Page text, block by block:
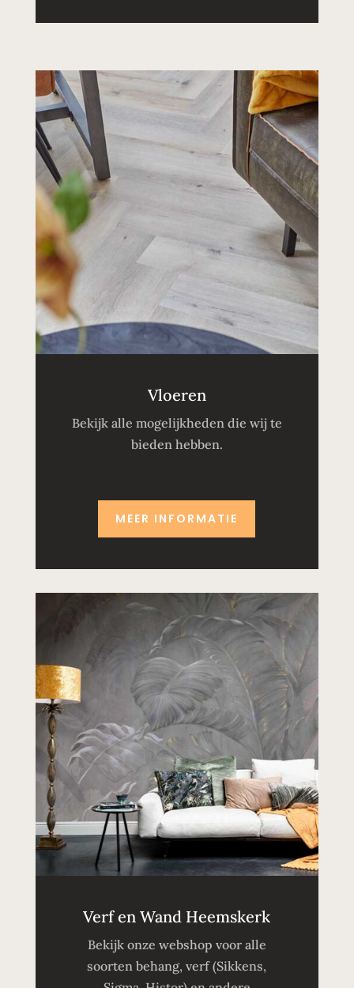
Vloeren
Bekijk alle mogelijkheden die wij te
bieden hebben.
MEER INFORMATIE
Verf en Wand Heemskerk
Bekijk onze webshop voor alle
soorten behang, verf (Sikkens,